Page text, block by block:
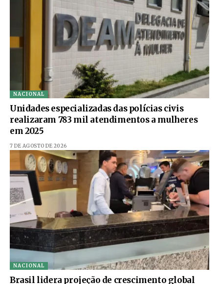
NACIONAL
Unidades especializadas das polícias civis
realizaram 783 mil atendimentos a mulheres
em 2025
7 DE AGOSTO DE 2026
NACIONAL
Brasil lidera projeção de crescimento global